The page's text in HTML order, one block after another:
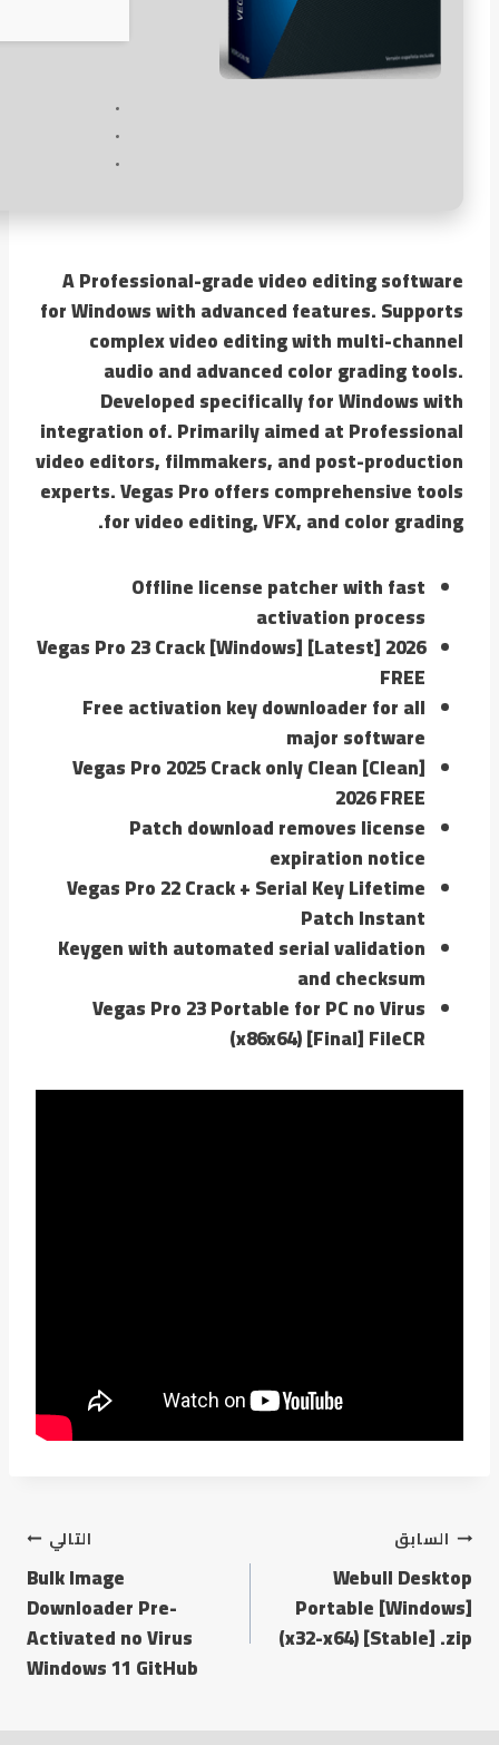
A Professional-grade video editing software
for Windows with advanced features. Supports
complex video editing with multi-channel
audio and advanced color grading tools.
Developed specifically for Windows with
integration of. Primarily aimed at Professional
video editors, filmmakers, and post-production
experts. Vegas Pro offers comprehensive tools
for video editing, VFX, and color grading.
Offline license patcher with fast
activation process
Vegas Pro 23 Crack [Windows] [Latest] 2026
FREE
Free activation key downloader for all
major software
Vegas Pro 2025 Crack only Clean [Clean]
2026 FREE
Patch download removes license
expiration notice
Vegas Pro 22 Crack + Serial Key Lifetime
Patch Instant
Keygen with automated serial validation
and checksum
Vegas Pro 23 Portable for PC no Virus
(x86x64) [Final] FileCR
السابق
Webull Desktop
Portable [Windows]
(x32-x64) [Stable] .zip
التالي
Bulk Image
Downloader Pre-
Activated no Virus
Windows 11 GitHub